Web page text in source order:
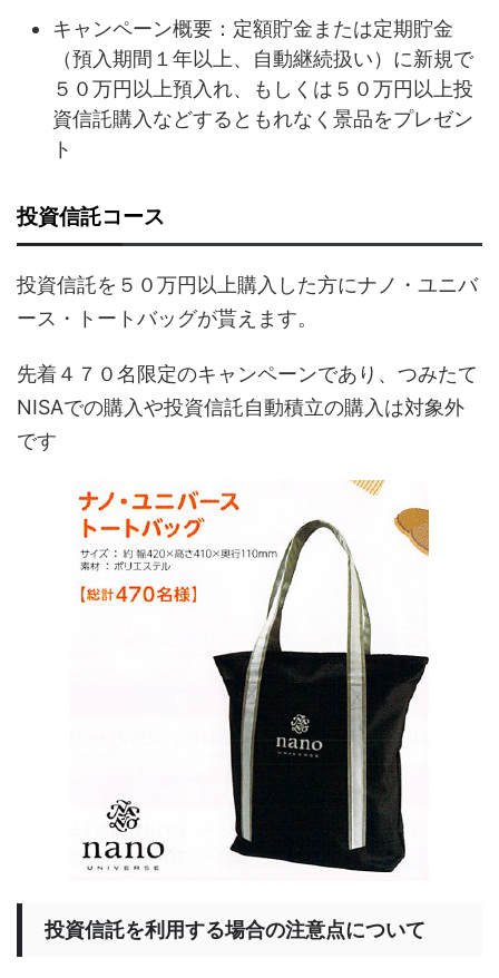
キャンペーン概要：定額貯金または定期貯金
（預入期間１年以上、自動継続扱い）に新規で
５０万円以上預入れ、もしくは５０万円以上投
資信託購入などするともれなく景品をプレゼン
ト
投資信託コース
投資信託を５０万円以上購入した方にナノ・ユニバ
ース・トートバッグが貰えます。
先着４７０名限定のキャンペーンであり、つみたて
NISAでの購入や投資信託自動積立の購入は対象外
です
投資信託を利用する場合の注意点について